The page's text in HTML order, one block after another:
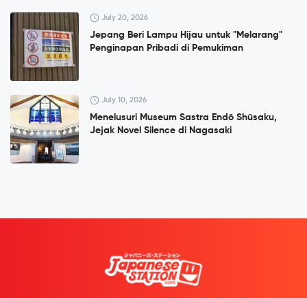
July 20, 2026
Jepang Beri Lampu Hijau untuk "Melarang"
Penginapan Pribadi di Pemukiman
July 10, 2026
Menelusuri Museum Sastra Endō Shūsaku,
Jejak Novel Silence di Nagasaki